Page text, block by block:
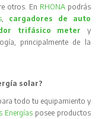
otros. En RHONA podrás
, cargadores de auto
trifásico meter
y
principalmente de la
solar?
todo tu equipamiento y
Energíasposee productos